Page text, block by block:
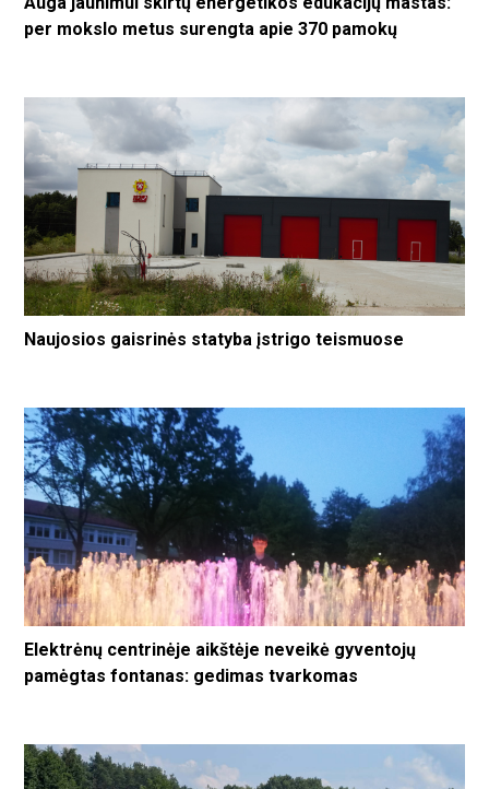
per mokslo metus surengta apie 370 pamokų
Naujosios gaisrinės statyba įstrigo teismuose
Elektrėnų centrinėje aikštėje neveikė gyventojų
pamėgtas fontanas: gedimas tvarkomas